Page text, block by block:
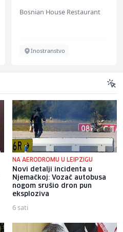
Bosnian House Restaurant
Inostranstvo
NA AERODROMU U LEIPZIGU
Novi detalji incidenta u
Njemačkoj: Vozač autobusa
nogom srušio dron pun
eksploziva
6 sati